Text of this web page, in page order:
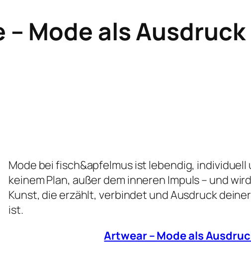
– Mode als Ausdruck
Mode bei fisch&apfelmus ist lebendig, individuell
keinem Plan, außer dem inneren Impuls – und
Kunst, die erzählt, verbindet und Ausdruck
ist.
Artwear – Mode als